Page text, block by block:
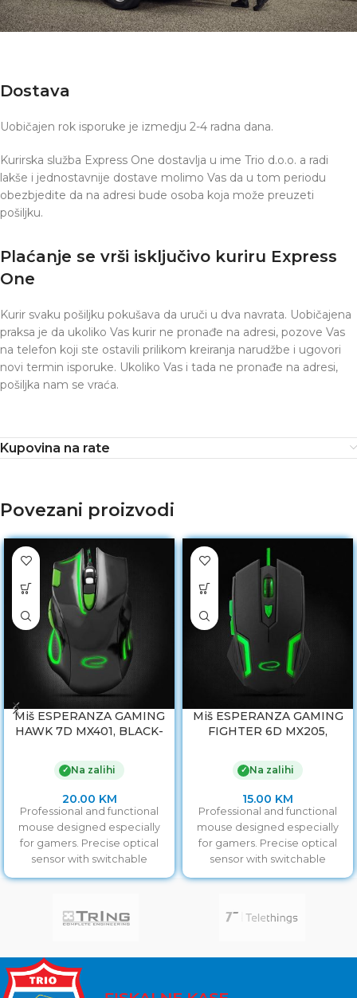
Dostava
Uobičajen rok isporuke je izmedju 2-4 radna dana.
Kurirska služba Express One dostavlja u ime Trio d.o.o. a radi
lakše i jednostavnije dostave molimo Vas da u tom periodu
obezbjedite da na adresi bude osoba koja može preuzeti
pošiljku.
Plaćanje se vrši isključivo kuriru Express
One
Kurir svaku pošiljku pokušava da uruči u dva navrata. Uobičajena
praksa je da ukoliko Vas kurir ne pronađe na adresi, pozove Vas
na telefon koji ste ostavili prilikom kreiranja narudžbe i ugovori
novi termin isporuke. Ukoliko Vas i tada ne pronađe na adresi,
pošiljka nam se vraća.
Kupovina na rate
Povezani proizvodi
Miš ESPERANZA GAMING
HAWK 7D MX401, BLACK-
click, ergonomic,
EGM401KG
✓ Na zalihi
20.00 KM
Professional and functional
mouse designed especially
for gamers. Precise optical
sensor with switchable
resolution of
Miš ESPERANZA GAMING
FIGHTER 6D MX205,
ergonomic, EGM205G
✓ Na zalihi
15.00 KM
Professional and functional
mouse designed especially
for gamers. Precise optical
sensor with switchable
resolution of